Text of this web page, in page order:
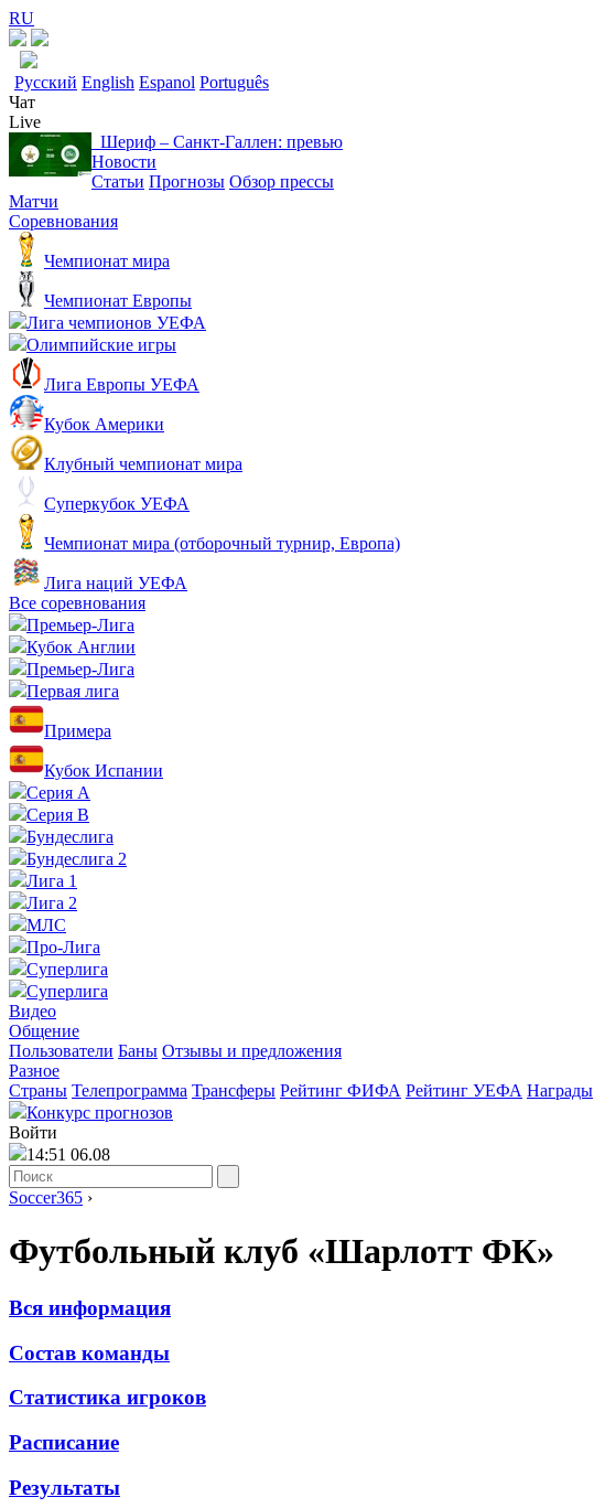
RU
Русский English Espanol Português
Чат
Live
Шериф – Санкт-Галлен: превью
Новости
Статьи Прогнозы Обзор прессы
Матчи
Соревнования
Чемпионат мира
Чемпионат Европы
Лига чемпионов УЕФА
Олимпийские игры
Лига Европы УЕФА
Кубок Америки
Клубный чемпионат мира
Суперкубок УЕФА
Чемпионат мира (отборочный турнир, Европа)
Лига наций УЕФА
Все соревнования
Премьер-Лига
Кубок Англии
Премьер-Лига
Первая лига
Примера
Кубок Испании
Серия А
Серия B
Бундеслига
Бундеслига 2
Лига 1
Лига 2
МЛС
Про-Лига
Суперлига
Суперлига
Видео
Общение
Пользователи Баны Отзывы и предложения
Разное
Страны Телепрограмма Трансферы Рейтинг ФИФА Рейтинг УЕФА Награды
Конкурс прогнозов
Войти
14:51 06.08
Soccer365 ›
Футбольный клуб «Шарлотт ФК»
Вся информация
Состав команды
Статистика игроков
Расписание
Результаты